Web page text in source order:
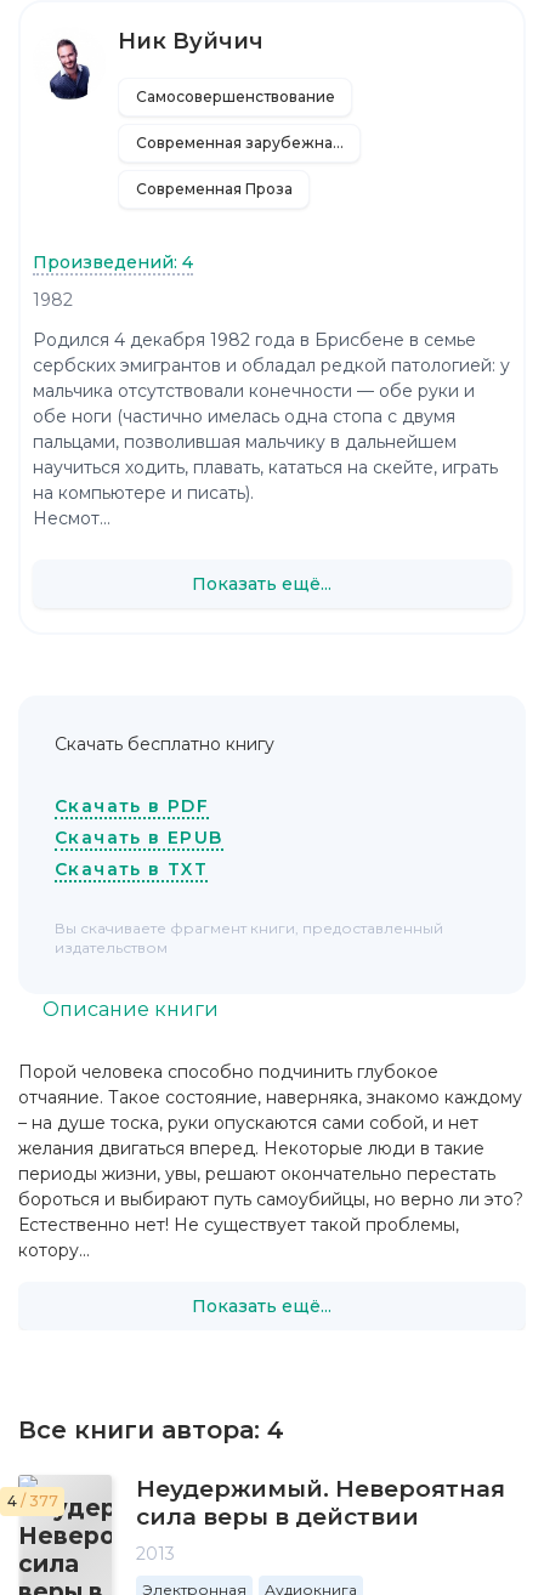
Порой человека способно подчинить глубокое
отчаяние. Такое состояние, наверняка, знакомо каждому
– на душе тоска, руки опускаются сами собой, и нет
желания двигаться вперед. Некоторые люди в такие
периоды жизни, увы, решают окончательно перестать
бороться и выбирают путь самоубийцы, но верно ли это?
Естественно нет! Не существует такой проблемы,
котору...
Показать ещё...
Описание книги
Все книги автора: 4
4 / 377
Неудержимый. Невероятная
сила веры в действии
2013
Электронная Аудиокнига
Ник Вуйчич
Самосовершенствование
Современная зарубежная литература
Современная Проза
Произведений: 4
1982
Родился 4 декабря 1982 года в Брисбене в семье
сербских эмигрантов и обладал редкой патологией: у
мальчика отсутствовали конечности — обе руки и
обе ноги (частично имелась одна стопа с двумя
пальцами, позволившая мальчику в дальнейшем
научиться ходить, плавать, кататься на скейте, играть
на компьютере и писать).
Несмот...
Показать ещё...
Скачать бесплатно книгу
Скачать в PDF
Скачать в EPUB
Скачать в TXT
Вы скачиваете фрагмент книги, предоставленный
издательством